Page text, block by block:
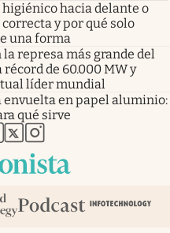
hacia delante o
y por qué solo
una forma
la represa más grande del
de 60.000 MW y
líder mundial
envuelta en papel aluminio:
qué sirve
nueva pestaña
en nueva pestaña
abre en nueva pestaña
abre en nueva pestaña
abre en nueva pestaña